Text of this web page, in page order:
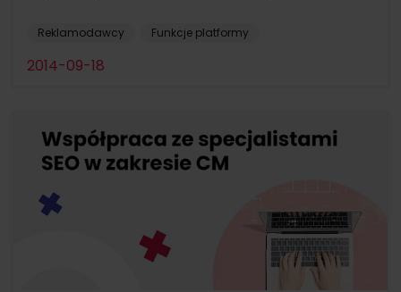
Reklamodawcy Funkcje platformy
2014-09-18